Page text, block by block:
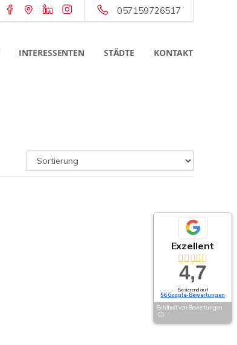
057159726517
INTERESSENTEN STÄDTE KONTAKT
Exzellent
4,7
Basierend auf
56 Google-Bewertungen
Echtheit von Bewertungen